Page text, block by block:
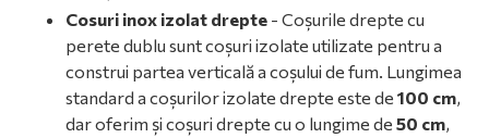
Cosuri inox izolat drepte - Coșurile drepte cu
perete dublu sunt coșuri izolate utilizate pentru a
construi partea verticală a coșului de fum. Lungimea
standard a coșurilor izolate drepte este de 100 cm,
dar oferim și coșuri drepte cu o lungime de 50 cm,